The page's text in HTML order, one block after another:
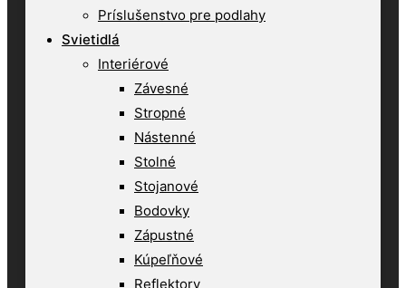
Príslušenstvo pre podlahy
Svietidlá
Interiérové
Závesné
Stropné
Nástenné
Stolné
Stojanové
Bodovky
Zápustné
Kúpeľňové
Reflektory